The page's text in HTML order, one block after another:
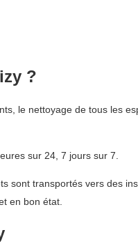
?
le nettoyage de tous les
sur 24, 7 jours sur 7.
sont transportés vers des
en bon état.